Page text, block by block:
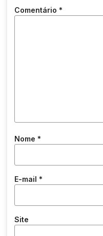
Comentário *
Nome *
E-mail *
Site